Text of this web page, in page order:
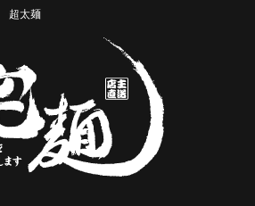
超太麺